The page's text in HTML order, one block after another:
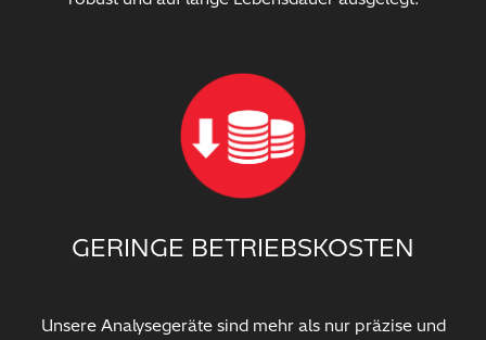
GERINGE BETRIEBSKOSTEN
Unsere Analysegeräte sind mehr als nur präzise und